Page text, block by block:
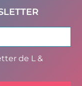
de L &